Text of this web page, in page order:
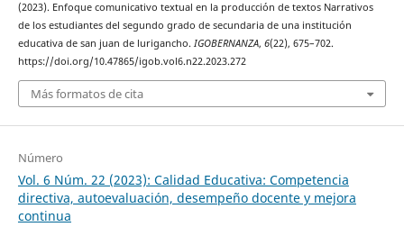
(2023). Enfoque comunicativo textual en la producción de textos Narrativos
de los estudiantes del segundo grado de secundaria de una institución
educativa de san juan de lurigancho. IGOBERNANZA, 6(22), 675–702.
https://doi.org/10.47865/igob.vol6.n22.2023.272
Más formatos de cita
Número
Vol. 6 Núm. 22 (2023): Calidad Educativa: Competencia
directiva, autoevaluación, desempeño docente y mejora
continua